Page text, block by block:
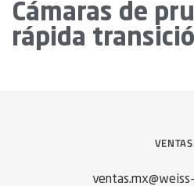
Cámaras de
rápida